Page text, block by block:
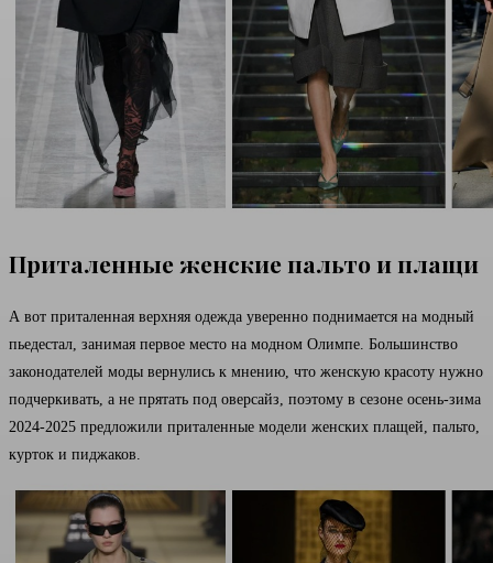
Приталенные женские пальто и плащи
А вот приталенная верхняя одежда уверенно поднимается на модный
пьедестал, занимая первое место на модном Олимпе. Большинство
законодателей моды вернулись к мнению, что женскую красоту нужно
подчеркивать, а не прятать под оверсайз, поэтому в сезоне осень-зима
2024-2025 предложили приталенные модели женских плащей, пальто,
курток и пиджаков.